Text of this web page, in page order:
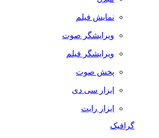
نمایش فیلم
ویرایشگر صوت
ویرایشگر فیلم
پخش صوت
ابزار سی دی
ابزار رایت
گرافیک